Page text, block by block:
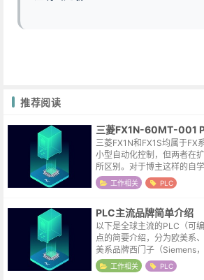
推荐阅读
三菱FX1N-60MT-001
三菱FX1N和FX1S均属于FX
小型自动化控制，但两者在
所区别。对于博主这样的自
又在二手市场的极为活跃的
内的价格，即便手滑变砖...
工作相关 PLC
PLC主流品牌简单介绍
以下是全球主流的PLC（可
点的简要介绍，分为欧美系
美系品牌西门子（Siemens
领先，产品线覆盖全面，软
l）。主流系列：小型...
工作相关 PLC